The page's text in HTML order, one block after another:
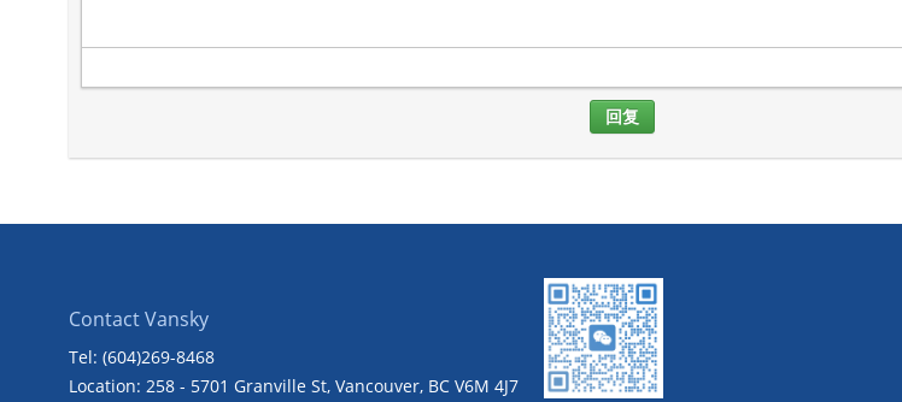
回复
Contact Vansky
Tel: (604)269-8468
Location: 258 - 5701 Granville St, Vancouver, BC V6M 4J7